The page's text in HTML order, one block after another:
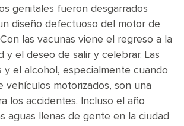
genitales fueron desgarrados
diseño defectuoso del motor de
las vacunas viene el regreso a la
y el deseo de salir y celebrar. Las
y el alcohol, especialmente cuando
vehículos motorizados, son una
los accidentes. Incluso el año
aguas llenas de gente en la ciudad